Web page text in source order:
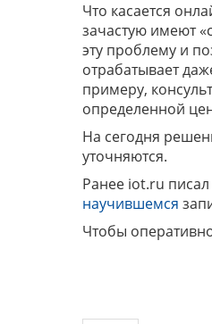
Что касается
зачастую имеют
эту проблему и
отрабатывает
примеру,
определенной
На сегодня
уточняются.
Ранее iot.ru
научившемся
Чтобы